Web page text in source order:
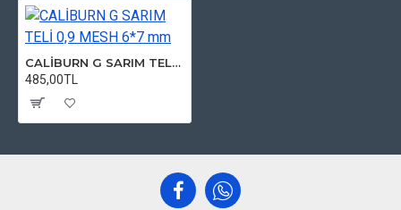
CALİBURN G SARIM TELİ 0,9 MESH 6*7 mm
485,00TL